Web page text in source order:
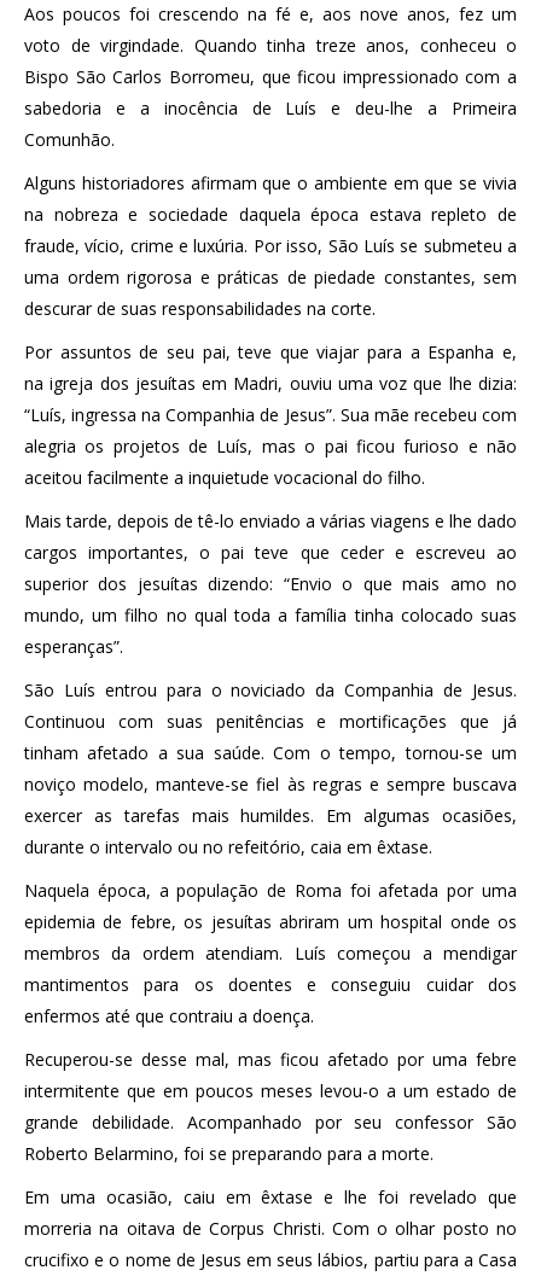
Aos poucos foi crescendo na fé e, aos nove anos, fez um
voto de virgindade. Quando tinha treze anos, conheceu o
Bispo São Carlos Borromeu, que ficou impressionado com a
sabedoria e a inocência de Luís e deu-lhe a Primeira
Comunhão.
Alguns historiadores afirmam que o ambiente em que se vivia
na nobreza e sociedade daquela época estava repleto de
fraude, vício, crime e luxúria. Por isso, São Luís se submeteu a
uma ordem rigorosa e práticas de piedade constantes, sem
descurar de suas responsabilidades na corte.
Por assuntos de seu pai, teve que viajar para a Espanha e,
na igreja dos jesuítas em Madri, ouviu uma voz que lhe dizia:
“Luís, ingressa na Companhia de Jesus”. Sua mãe recebeu com
alegria os projetos de Luís, mas o pai ficou furioso e não
aceitou facilmente a inquietude vocacional do filho.
Mais tarde, depois de tê-lo enviado a várias viagens e lhe dado
cargos importantes, o pai teve que ceder e escreveu ao
superior dos jesuítas dizendo: “Envio o que mais amo no
mundo, um filho no qual toda a família tinha colocado suas
esperanças”.
São Luís entrou para o noviciado da Companhia de Jesus.
Continuou com suas penitências e mortificações que já
tinham afetado a sua saúde. Com o tempo, tornou-se um
noviço modelo, manteve-se fiel às regras e sempre buscava
exercer as tarefas mais humildes. Em algumas ocasiões,
durante o intervalo ou no refeitório, caia em êxtase.
Naquela época, a população de Roma foi afetada por uma
epidemia de febre, os jesuítas abriram um hospital onde os
membros da ordem atendiam. Luís começou a mendigar
mantimentos para os doentes e conseguiu cuidar dos
enfermos até que contraiu a doença.
Recuperou-se desse mal, mas ficou afetado por uma febre
intermitente que em poucos meses levou-o a um estado de
grande debilidade. Acompanhado por seu confessor São
Roberto Belarmino, foi se preparando para a morte.
Em uma ocasião, caiu em êxtase e lhe foi revelado que
morreria na oitava de Corpus Christi. Com o olhar posto no
crucifixo e o nome de Jesus em seus lábios, partiu para a Casa